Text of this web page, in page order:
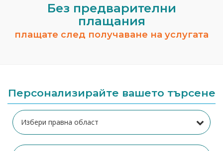
Без предварителни
плащания
плащате след получаване на услугата
Персонализирайте вашето търсене